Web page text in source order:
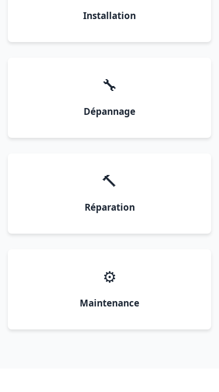
Installation
🔧
Dépannage
🔨
Réparation
⚙️
Maintenance